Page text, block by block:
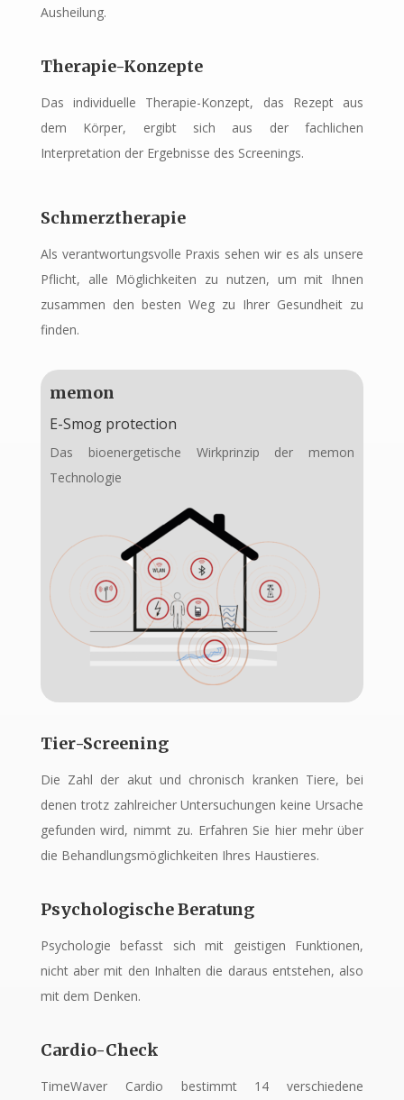
Ausheilung.
Therapie-Konzepte
Das individuelle Therapie-Konzept, das Rezept aus
dem Körper, ergibt sich aus der fachlichen
Interpretation der Ergebnisse des Screenings.
Schmerztherapie
Als verantwortungsvolle Praxis sehen wir es als unsere
Pflicht, alle Möglichkeiten zu nutzen, um mit Ihnen
zusammen den besten Weg zu Ihrer Gesundheit zu
finden.
memon
E-Smog protection
Das bioenergetische Wirkprinzip der memon
Technologie
Tier-Screening
Die Zahl der akut und chronisch kranken Tiere, bei
denen trotz zahlreicher Untersuchungen keine Ursache
gefunden wird, nimmt zu. Erfahren Sie hier mehr über
die Behandlungsmöglichkeiten Ihres Haustieres.
Psychologische Beratung
Psychologie befasst sich mit geistigen Funktionen,
nicht aber mit den Inhalten die daraus entstehen, also
mit dem Denken.
Cardio-Check
TimeWaver Cardio bestimmt 14 verschiedene